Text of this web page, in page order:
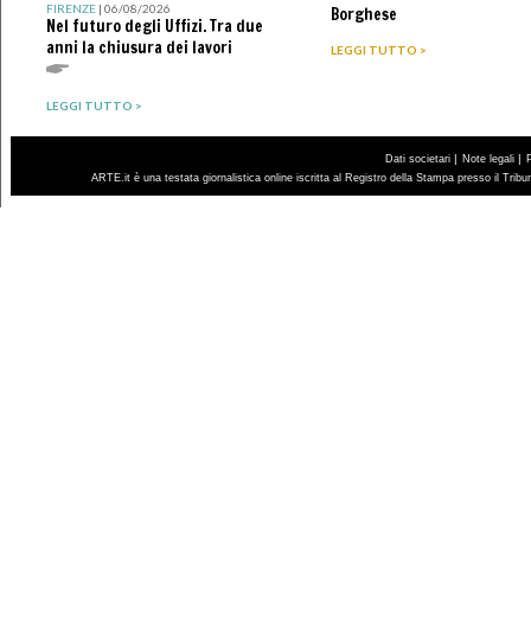
FIRENZE| 06/08/2026
Nel futuro degli Uffizi. Tra due
anni la chiusura dei lavori
LEGGI TUTTO >
Borghese
LEGGI TUTTO >
Dati societari | Note legali |
ARTE.it è una testata giornalistica online iscritta al Registro della Stampa presso il